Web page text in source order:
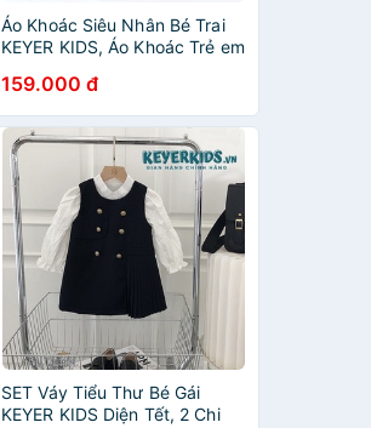
Áo Khoác Siêu Nhân Bé Trai
KEYER KIDS, Áo Khoác Trẻ em
Hình Thật Người Nhện Sắc
Nét AK05
159.000 đ
SET Váy Tiểu Thư Bé Gái
KEYER KIDS Diện Tết, 2 Chi